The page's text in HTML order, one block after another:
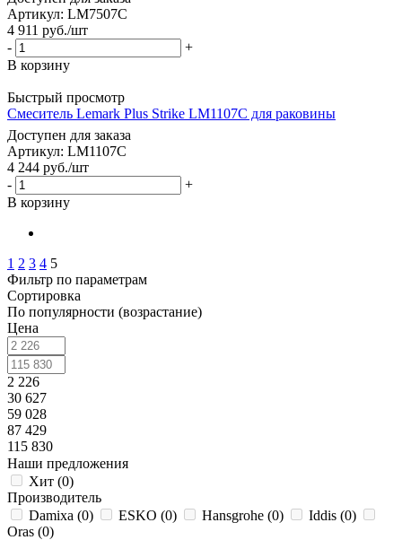
Артикул: LM7507C
4 911 руб./шт
-
+
В корзину
Быстрый просмотр
Смеситель Lemark Plus Strike LM1107C для раковины
Доступен для заказа
Артикул: LM1107C
4 244 руб./шт
-
+
В корзину
1 2 3 4 5
Фильтр по параметрам
Сортировка
По популярности (возрастание)
Цена
2 226
30 627
59 028
87 429
115 830
Наши предложения
Хит (0)
Производитель
Damixa (0) ESKO (0) Hansgrohe (0) Iddis (0)
Oras (0)